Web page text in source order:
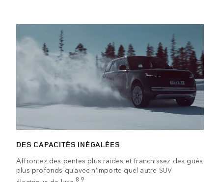
DES CAPACITÉS INÉGALÉES
Affrontez des pentes plus raides et franchissez des gués
plus profonds qu’avec n’importe quel autre SUV
8 9